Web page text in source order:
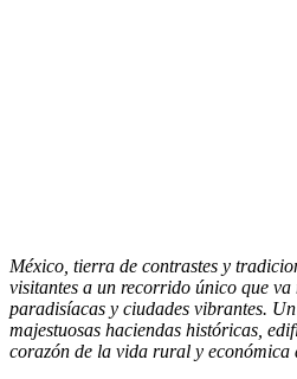
México, tierra de contrastes y
visitantes a un recorrido único que va
paradisíacas y ciudades vibrantes.
majestuosas haciendas históricas,
corazón de la vida rural y económica